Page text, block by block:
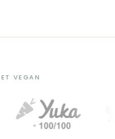
VEGAN